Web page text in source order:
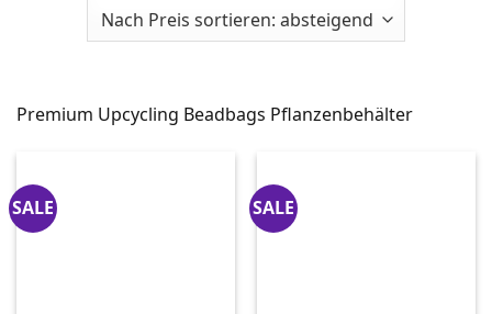
Premium Upcycling Beadbags Pflanzenbehälter
SALE SALE